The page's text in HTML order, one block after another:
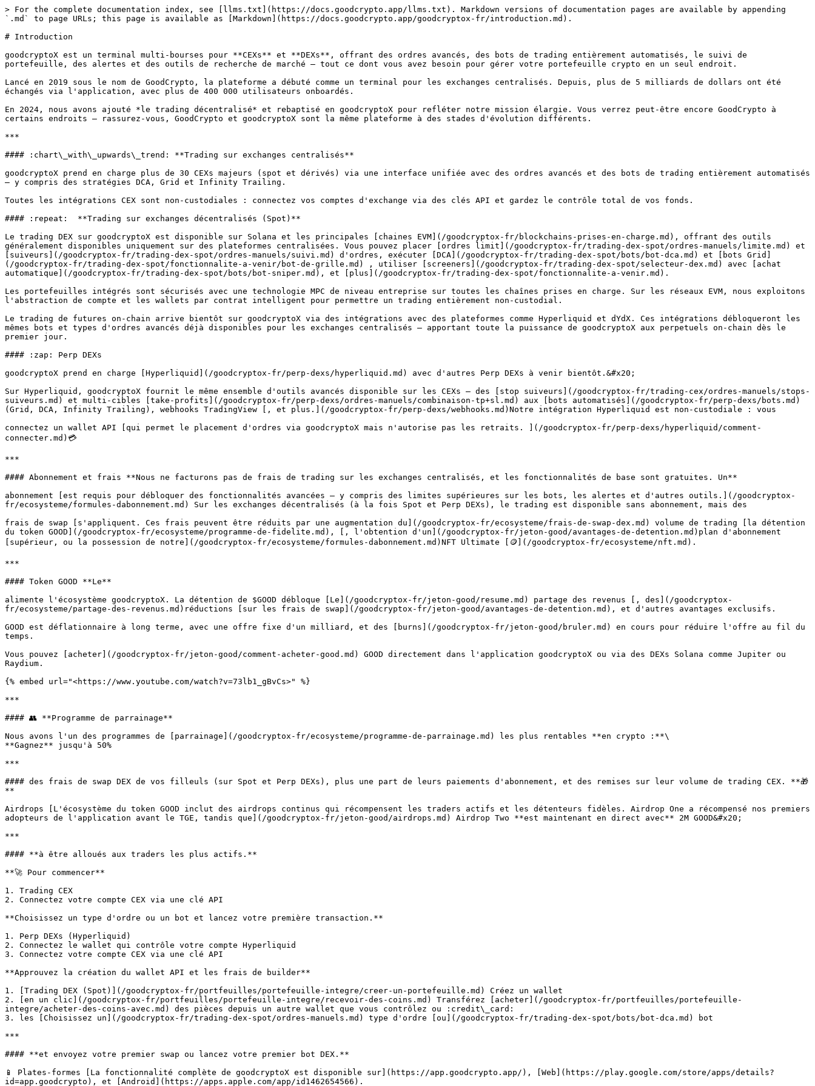
> For the complete documentation index, see [llms.txt](https://docs.goodcrypto.app/llms.txt). Markdown versions of documentation pages are available by appending
`.md` to page URLs; this page is available as [Markdown](https://docs.goodcrypto.app/goodcryptox-fr/introduction.md).
# Introduction
goodcryptoX est un terminal multi-bourses pour **CEXs** et **DEXs**, offrant des ordres avancés, des bots de trading entièrement automatisés, le suivi de
portefeuille, des alertes et des outils de recherche de marché — tout ce dont vous avez besoin pour gérer votre portefeuille crypto en un seul endroit.
Lancé en 2019 sous le nom de GoodCrypto, la plateforme a débuté comme un terminal pour les exchanges centralisés. Depuis, plus de 5 milliards de dollars ont été
échangés via l'application, avec plus de 400 000 utilisateurs onboardés.
En 2024, nous avons ajouté *le trading décentralisé* et rebaptisé en goodcryptoX pour refléter notre mission élargie. Vous verrez peut-être encore GoodCrypto à
certains endroits — rassurez-vous, GoodCrypto et goodcryptoX sont la même plateforme à des stades d'évolution différents.
***
#### :chart\_with\_upwards\_trend: **Trading sur exchanges centralisés**
goodcryptoX prend en charge plus de 30 CEXs majeurs (spot et dérivés) via une interface unifiée avec des ordres avancés et des bots de trading entièrement automatisés
— y compris des stratégies DCA, Grid et Infinity Trailing.
Toutes les intégrations CEX sont non-custodiales : connectez vos comptes d'exchange via des clés API et gardez le contrôle total de vos fonds.
#### :repeat:  **Trading sur exchanges décentralisés (Spot)**
Le trading DEX sur goodcryptoX est disponible sur Solana et les principales [chaines EVM](/goodcryptox-fr/blockchains-prises-en-charge.md), offrant des outils
généralement disponibles uniquement sur des plateformes centralisées. Vous pouvez placer [ordres limit](/goodcryptox-fr/trading-dex-spot/ordres-manuels/limite.md) et
[suiveurs](/goodcryptox-fr/trading-dex-spot/ordres-manuels/suivi.md) d'ordres, exécuter [DCA](/goodcryptox-fr/trading-dex-spot/bots/bot-dca.md) et [bots Grid]
(/goodcryptox-fr/trading-dex-spot/fonctionnalite-a-venir/bot-de-grille.md) , utiliser [screeners](/goodcryptox-fr/trading-dex-spot/selecteur-dex.md) avec [achat
automatique](/goodcryptox-fr/trading-dex-spot/bots/bot-sniper.md), et [plus](/goodcryptox-fr/trading-dex-spot/fonctionnalite-a-venir.md).
Les portefeuilles intégrés sont sécurisés avec une technologie MPC de niveau entreprise sur toutes les chaînes prises en charge. Sur les réseaux EVM, nous exploitons
l'abstraction de compte et les wallets par contrat intelligent pour permettre un trading entièrement non-custodial.
Le trading de futures on-chain arrive bientôt sur goodcryptoX via des intégrations avec des plateformes comme Hyperliquid et dYdX. Ces intégrations débloqueront les
mêmes bots et types d'ordres avancés déjà disponibles pour les exchanges centralisés — apportant toute la puissance de goodcryptoX aux perpetuels on-chain dès le
premier jour.
#### :zap: Perp DEXs
goodcryptoX prend en charge [Hyperliquid](/goodcryptox-fr/perp-dexs/hyperliquid.md) avec d'autres Perp DEXs à venir bientôt.&#x20;
Sur Hyperliquid, goodcryptoX fournit le même ensemble d'outils avancés disponible sur les CEXs — des [stop suiveurs](/goodcryptox-fr/trading-cex/ordres-manuels/stops-
suiveurs.md) et multi-cibles [take-profits](/goodcryptox-fr/perp-dexs/ordres-manuels/combinaison-tp+sl.md) aux [bots automatisés](/goodcryptox-fr/perp-dexs/bots.md)
(Grid, DCA, Infinity Trailing), webhooks TradingView [, et plus.](/goodcryptox-fr/perp-dexs/webhooks.md)Notre intégration Hyperliquid est non-custodiale : vous
connectez un wallet API [qui permet le placement d'ordres via goodcryptoX mais n'autorise pas les retraits. ](/goodcryptox-fr/perp-dexs/hyperliquid/comment-
connecter.md)💳
***
#### Abonnement et frais **Nous ne facturons pas de frais de trading sur les exchanges centralisés, et les fonctionnalités de base sont gratuites. Un**
abonnement [est requis pour débloquer des fonctionnalités avancées — y compris des limites supérieures sur les bots, les alertes et d'autres outils.](/goodcryptox-
fr/ecosysteme/formules-dabonnement.md) Sur les exchanges décentralisés (à la fois Spot et Perp DEXs), le trading est disponible sans abonnement, mais des
frais de swap [s'appliquent. Ces frais peuvent être réduits par une augmentation du](/goodcryptox-fr/ecosysteme/frais-de-swap-dex.md) volume de trading [la détention
du token GOOD](/goodcryptox-fr/ecosysteme/programme-de-fidelite.md), [, l'obtention d'un](/goodcryptox-fr/jeton-good/avantages-de-detention.md)plan d'abonnement
[supérieur, ou la possession de notre](/goodcryptox-fr/ecosysteme/formules-dabonnement.md)NFT Ultimate [🪙](/goodcryptox-fr/ecosysteme/nft.md).
***
#### Token GOOD **Le**
alimente l'écosystème goodcryptoX. La détention de $GOOD débloque [Le](/goodcryptox-fr/jeton-good/resume.md) partage des revenus [, des](/goodcryptox-
fr/ecosysteme/partage-des-revenus.md)réductions [sur les frais de swap](/goodcryptox-fr/jeton-good/avantages-de-detention.md), et d'autres avantages exclusifs.
GOOD est déflationnaire à long terme, avec une offre fixe d'un milliard, et des [burns](/goodcryptox-fr/jeton-good/bruler.md) en cours pour réduire l'offre au fil du
temps.
Vous pouvez [acheter](/goodcryptox-fr/jeton-good/comment-acheter-good.md) GOOD directement dans l'application goodcryptoX ou via des DEXs Solana comme Jupiter ou
Raydium.
{% embed url="<https://www.youtube.com/watch?v=73lb1_gBvCs>" %}
***
#### 👥 **Programme de parrainage**
Nous avons l'un des programmes de [parrainage](/goodcryptox-fr/ecosysteme/programme-de-parrainage.md) les plus rentables **en crypto :**\
**Gagnez** jusqu'à 50%
***
#### des frais de swap DEX de vos filleuls (sur Spot et Perp DEXs), plus une part de leurs paiements d'abonnement, et des remises sur leur volume de trading CEX. **🎁
**
Airdrops [L'écosystème du token GOOD inclut des airdrops continus qui récompensent les traders actifs et les détenteurs fidèles. Airdrop One a récompensé nos premiers
adopteurs de l'application avant le TGE, tandis que](/goodcryptox-fr/jeton-good/airdrops.md) Airdrop Two **est maintenant en direct avec** 2M GOOD&#x20;
***
#### **à être alloués aux traders les plus actifs.**
**🚀 Pour commencer**
1. Trading CEX
2. Connectez votre compte CEX via une clé API
**Choisissez un type d'ordre ou un bot et lancez votre première transaction.**
1. Perp DEXs (Hyperliquid)
2. Connectez le wallet qui contrôle votre compte Hyperliquid
3. Connectez votre compte CEX via une clé API
**Approuvez la création du wallet API et les frais de builder**
1. [Trading DEX (Spot)](/goodcryptox-fr/portfeuilles/portefeuille-integre/creer-un-portefeuille.md) Créez un wallet
2. [en un clic](/goodcryptox-fr/portfeuilles/portefeuille-integre/recevoir-des-coins.md) Transférez [acheter](/goodcryptox-fr/portfeuilles/portefeuille-
integre/acheter-des-coins-avec.md) des pièces depuis un autre wallet que vous contrôlez ou :credit\_card:
3. les [Choisissez un](/goodcryptox-fr/trading-dex-spot/ordres-manuels.md) type d'ordre [ou](/goodcryptox-fr/trading-dex-spot/bots/bot-dca.md) bot
***
#### **et envoyez votre premier swap ou lancez votre premier bot DEX.**
📱 Plates-formes [La fonctionnalité complète de goodcryptoX est disponible sur](https://app.goodcrypto.app/), [Web](https://play.google.com/store/apps/details?
id=app.goodcrypto), et [Android](https://apps.apple.com/app/id1462654566).